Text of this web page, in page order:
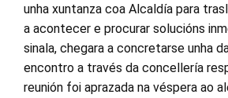
unha xuntanza coa Alcaldía para
a acontecer e procurar solucións
sinala, chegara a concretarse unha
encontro a través da concellería
reunión foi aprazada na véspera ao